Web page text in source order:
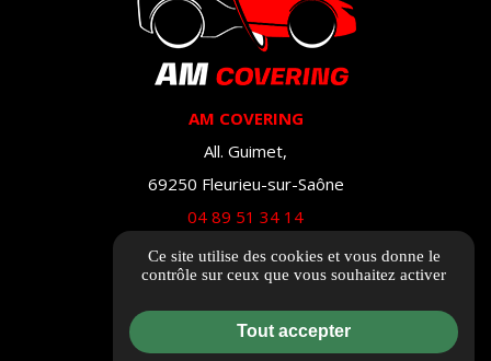
AM COVERING
All. Guimet,
69250 Fleurieu-sur-Saône
04 89 51 34 14
Itinéraire
Ce site utilise des cookies et vous donne le
contrôle sur ceux que vous souhaitez activer
Tout accepter